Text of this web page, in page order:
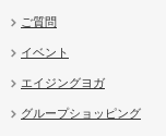
ご質問
イベント
エイジングヨガ
グループショッピング